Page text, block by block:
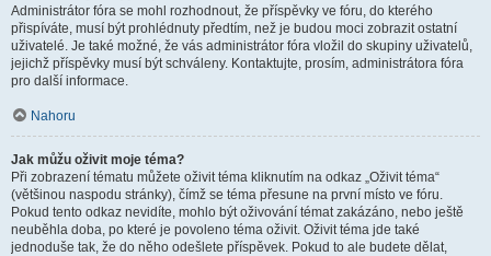
Administrátor fóra se mohl rozhodnout, že příspěvky ve fóru, do kterého
přispíváte, musí být prohlédnuty předtím, než je budou moci zobrazit ostatní
uživatelé. Je také možné, že vás administrátor fóra vložil do skupiny uživatelů,
jejichž příspěvky musí být schváleny. Kontaktujte, prosím, administrátora fóra
pro další informace.
Nahoru
Jak můžu oživit moje téma?
Při zobrazení tématu můžete oživit téma kliknutím na odkaz „Oživit téma“
(většinou naspodu stránky), čímž se téma přesune na první místo ve fóru.
Pokud tento odkaz nevidíte, mohlo být oživování témat zakázáno, nebo ještě
neuběhla doba, po které je povoleno téma oživit. Oživit téma jde také
jednoduše tak, že do něho odešlete příspěvek. Pokud to ale budete dělat,